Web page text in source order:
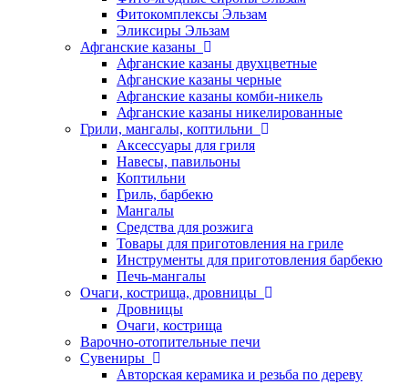
Фитокомплексы Эльзам
Эликсиры Эльзам
Афганские казаны
Афганские казаны двухцветные
Афганские казаны черные
Афганские казаны комби-никель
Афганские казаны никелированные
Грили, мангалы, коптильни
Аксессуары для гриля
Навесы, павильоны
Коптильни
Гриль, барбекю
Мангалы
Средства для розжига
Товары для приготовления на гриле
Инструменты для приготовления барбекю
Печь-мангалы
Очаги, кострища, дровницы
Дровницы
Очаги, кострища
Варочно-отопительные печи
Сувениры
Авторская керамика и резьба по дереву